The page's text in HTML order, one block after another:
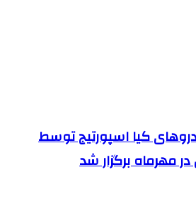
کیا اسپورتیج توسط
مهرماه برگزار شد